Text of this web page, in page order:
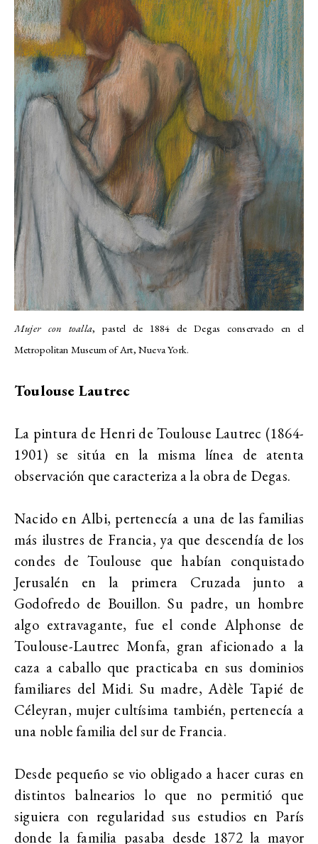
Mujer con toalla, pastel de 1884 de Degas conservado en el
Metropolitan Museum of Art, Nueva York.
Toulouse Lautrec
La pintura de Henri de Toulouse Lautrec (1864-
1901) se sitúa en la misma línea de atenta
observación que caracteriza a la obra de Degas.
Nacido en Albi, pertenecía a una de las familias
más ilustres de Francia, ya que descendía de los
condes de Toulouse que habían conquistado
Jerusalén en la primera Cruzada junto a
Godofredo de Bouillon. Su padre, un hombre
algo extravagante, fue el conde Alphonse de
Toulouse-Lautrec Monfa, gran aficionado a la
caza a caballo que practicaba en sus dominios
familiares del Midi. Su madre, Adèle Tapié de
Céleyran, mujer cultísima también, pertenecía a
una noble familia del sur de Francia.
Desde pequeño se vio obligado a hacer curas en
distintos balnearios lo que no permitió que
siguiera con regularidad sus estudios en París
donde la familia pasaba desde 1872 la mayor